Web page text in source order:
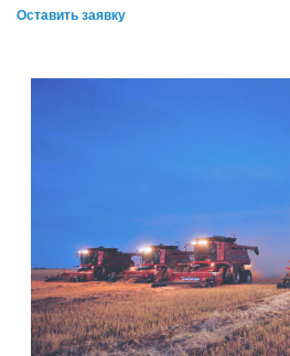
Оставить заявку